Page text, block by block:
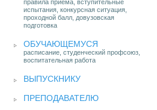
правила приема, вступительные
испытания, конкурсная ситуация,
проходной балл, довузовская
подготовка
ОБУЧАЮЩЕМУСЯ
расписание, студенческий профсоюз,
воспитательная работа
ВЫПУСКНИКУ
ПРЕПОДАВАТЕЛЮ